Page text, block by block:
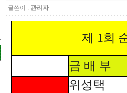
글쓴이 : 관리자
제 1회
금 배 부
위성택